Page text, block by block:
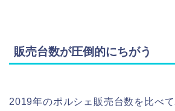
販売台数が圧倒的にちがう
2019年のポルシェ販売台数を比べて